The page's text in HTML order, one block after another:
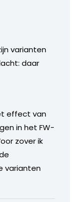
varianten
daar
effect van
in het FW-
zover ik
varianten